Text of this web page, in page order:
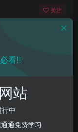
关注
看!!
站
中
通免费学习